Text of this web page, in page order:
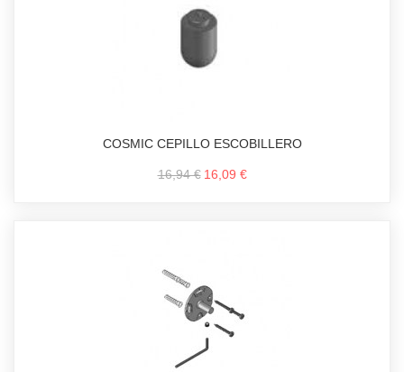
COSMIC CEPILLO ESCOBILLERO
16,94 € 16,09 €